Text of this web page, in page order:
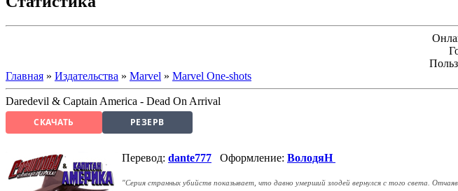
Главная » Издательства » Marvel » Marvel One-shots
Daredevil & Captain America - Dead On Arrival
СКАЧАТЬ
РЕЗЕРВ
Перевод: dante777 Оформление: ВолодяН
"Серия странных убийств показывает, что давно умерший злодей вернулся с того света.